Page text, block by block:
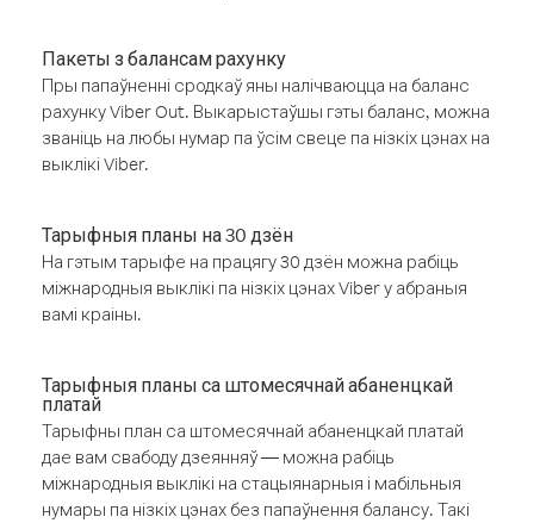
Пакеты з балансам рахунку
Пры папаўненні сродкаў яны налічваюцца на баланс
рахунку Viber Out. Выкарыстаўшы гэты баланс, можна
званіць на любы нумар па ўсім свеце па нізкіх цэнах на
выклікі Viber.
Тарыфныя планы на 30 дзён
На гэтым тарыфе на працягу 30 дзён можна рабіць
міжнародныя выклікі па нізкіх цэнах Viber у абраныя
вамі краіны.
Тарыфныя планы са штомесячнай абаненцкай
платай
Тарыфны план са штомесячнай абаненцкай платай
дае вам свабоду дзеянняў — можна рабіць
міжнародныя выклікі на стацыянарныя і мабільныя
нумары па нізкіх цэнах без папаўнення балансу. Такі